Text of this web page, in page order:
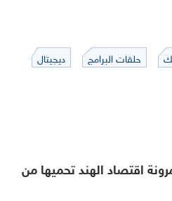
حلقات البرامج
ديجيتال
اقتصاد الهند تحميها من